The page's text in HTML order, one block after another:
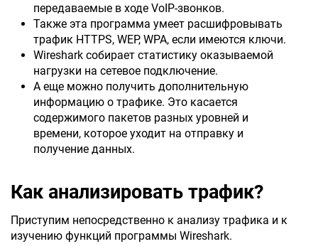
передаваемые в ходе VoIP-звонков.
Также эта программа умеет расшифровывать
трафик HTTPS, WEP, WPA, если имеются ключи.
Wireshark собирает статистику оказываемой
нагрузки на сетевое подключение.
А еще можно получить дополнительную
информацию о трафике. Это касается
содержимого пакетов разных уровней и
времени, которое уходит на отправку и
получение данных.
Как анализировать трафик?
Приступим непосредственно к анализу трафика и к
изучению функций программы Wireshark.